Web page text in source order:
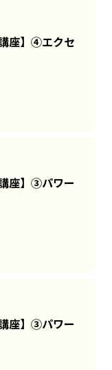
座】④エクセ
座】③パワー
座】③パワー